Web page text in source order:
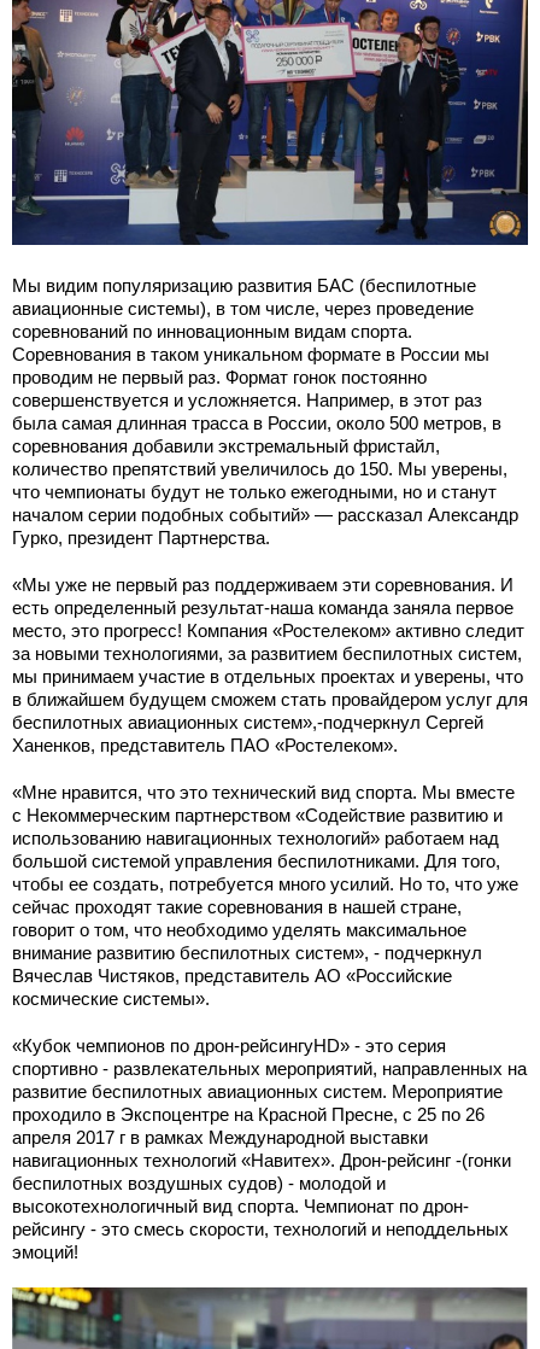
Мы видим популяризацию развития БАС (беспилотные
авиационные системы), в том числе, через проведение
соревнований по инновационным видам спорта.
Соревнования в таком уникальном формате в России мы
проводим не первый раз. Формат гонок постоянно
совершенствуется и усложняется. Например, в этот раз
была самая длинная трасса в России, около 500 метров, в
соревнования добавили экстремальный фристайл,
количество препятствий увеличилось до 150. Мы уверены,
что чемпионаты будут не только ежегодными, но и станут
началом серии подобных событий» — рассказал Александр
Гурко, президент Партнерства.
«Мы уже не первый раз поддерживаем эти соревнования. И
есть определенный результат-наша команда заняла первое
место, это прогресс! Компания «Ростелеком» активно следит
за новыми технологиями, за развитием беспилотных систем,
мы принимаем участие в отдельных проектах и уверены, что
в ближайшем будущем сможем стать провайдером услуг для
беспилотных авиационных систем»,-подчеркнул Сергей
Ханенков, представитель ПАО «Ростелеком».
«Мне нравится, что это технический вид спорта. Мы вместе
с Некоммерческим партнерством «Содействие развитию и
использованию навигационных технологий» работаем над
большой системой управления беспилотниками. Для того,
чтобы ее создать, потребуется много усилий. Но то, что уже
сейчас проходят такие соревнования в нашей стране,
говорит о том, что необходимо уделять максимальное
внимание развитию беспилотных систем», - подчеркнул
Вячеслав Чистяков, представитель АО «Российские
космические системы».
«Кубок чемпионов по дрон-рейсингуHD» - это серия
спортивно - развлекательных мероприятий, направленных на
развитие беспилотных авиационных систем. Мероприятие
проходило в Экспоцентре на Красной Пресне, с 25 по 26
апреля 2017 г в рамках Международной выставки
навигационных технологий «Навитех». Дрон-рейсинг -(гонки
беспилотных воздушных судов) - молодой и
высокотехнологичный вид спорта. Чемпионат по дрон-
рейсингу - это смесь скорости, технологий и неподдельных
эмоций!